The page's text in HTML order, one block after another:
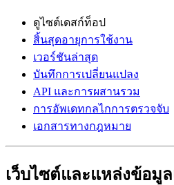
ดูไซต์เดสก์ท็อป
สิ้นสุดอายุการใช้งาน
เวอร์ชันล่าสุด
บันทึกการเปลี่ยนแปลง
API และการผสานรวม
การอัพเดทกลไกการตรวจจับ
เอกสารทางกฎหมาย
เว็บไซต์และแหล่งข้อมู